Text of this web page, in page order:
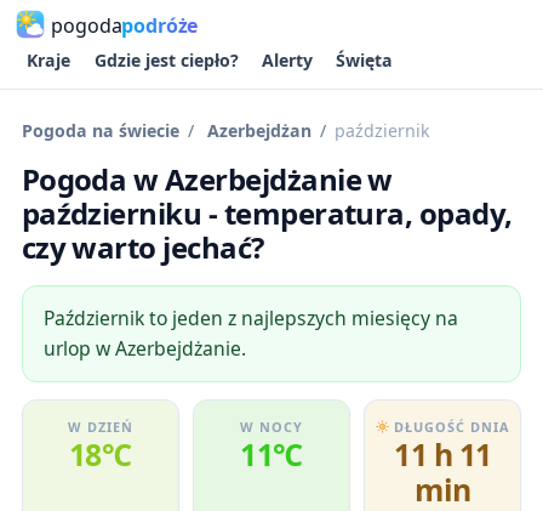
pogodapodróże
Kraje Gdzie jest ciepło? Alerty Święta
Pogoda na świecie Azerbejdżan październik
Pogoda w Azerbejdżanie w
październiku - temperatura, opady,
czy warto jechać?
Październik to jeden z najlepszych miesięcy na
urlop w Azerbejdżanie.
W DZIEŃ
18℃
W NOCY
11℃
DŁUGOŚĆ DNIA
11 h 11
min